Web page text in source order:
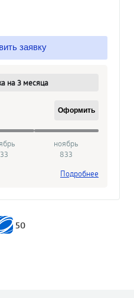
заявку
на 3 месяца
Оформить
ноябрь
833
Подробнее
50